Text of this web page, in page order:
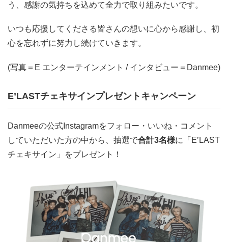
う、感謝の気持ちを込めて全力で取り組みたいです。
いつも応援してくださる皆さんの想いに心から感謝し、初
心を忘れずに努力し続けていきます。
(写真＝E エンターテインメント / インタビュー＝Danmee)
E’LASTチェキサインプレゼントキャンペーン
Danmeeの公式Instagramをフォロー・いいね・コメント
していただいた方の中から、抽選で合計3名様に「E’LAST
チェキサイン」をプレゼント！